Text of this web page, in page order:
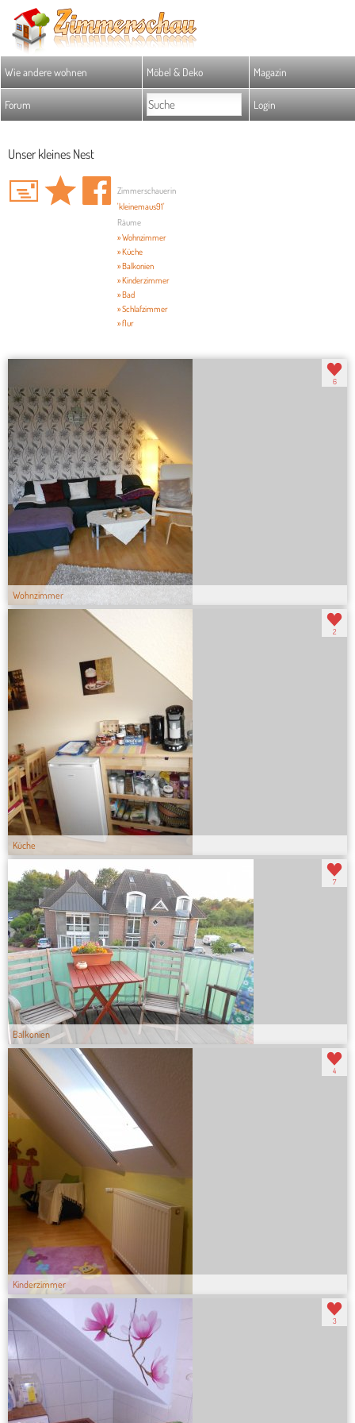
Wie andere wohnen Möbel & Deko Magazin
Forum Login
Unser kleines Nest
Zimmerschauerin
'kleinemaus91'
Räume
» Wohnzimmer
» Küche
» Balkonien
» Kinderzimmer
» Bad
» Schlafzimmer
» flur
Wohnzimmer
6
Küche
2
Balkonien
7
Kinderzimmer
4
3